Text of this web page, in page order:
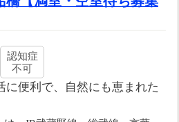
認知症
不可
に便利で、自然にも恵まれた